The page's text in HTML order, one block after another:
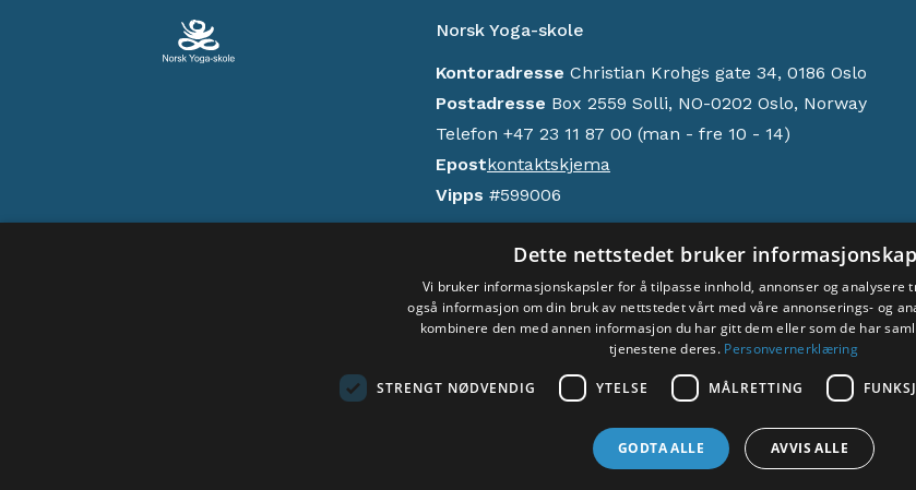
Norsk Yoga-skole
Kontoradresse Christian Krohgs gate 34, 0186 Oslo
Postadresse Box 2559 Solli, NO-0202 Oslo, Norway
Telefon +47 23 11 87 00 (man - fre 10 - 14)
Epostkontaktskjema
Vipps #599006
Kontonummer 6026 05 04021
Donasjoner
Personvern
Opphavsrett © 2024 Acem. Alle rettigheter reservert.
Dette nettstedet bruker
Vi bruker informasjonskapsler for å tilpasse innhold, annonser og analysere
også informasjon om din bruk av nettstedet vårt med våre annonserings- og
kombinere den med annen informasjon du har gitt dem eller som de har
tjenestene deres. Personvernerklæring
STRENGT NØDVENDIG YTELSE MÅLRETTING
GODTA ALLE AVVIS ALLE